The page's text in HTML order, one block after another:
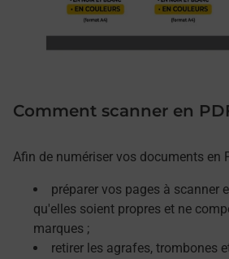
Comment scanner en
Afin de numériser vos documents en
préparer vos pages à scanner
qu'elles soient propres et ne
marques ;
retirer les agrafes, trombones